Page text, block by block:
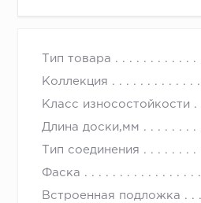
Тип товара
Коллекция
Класс износостойкости
Длина доски,мм
Тип соединения
Фаска
Встроенная подложка
Первый ряд: